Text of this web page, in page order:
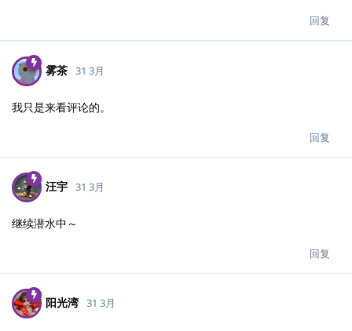
回复
雾茶 31 3月
我只是来看评论的。
回复
汪宇 31 3月
继续潜水中～
回复
阳光湾 31 3月